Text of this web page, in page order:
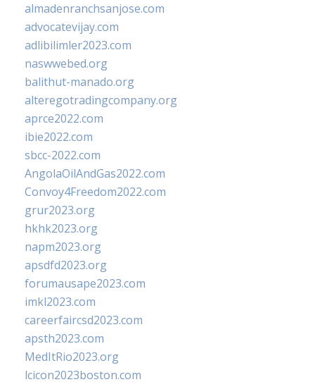
almadenranchsanjose.com
advocatevijay.com
adlibilimler2023.com
naswwebed.org
balithut-manado.org
alteregotradingcompany.org
aprce2022.com
ibie2022.com
sbcc-2022.com
AngolaOilAndGas2022.com
Convoy4Freedom2022.com
grur2023.org
hkhk2023.org
napm2023.org
apsdfd2023.org
forumausape2023.com
imkl2023.com
careerfaircsd2023.com
apsth2023.com
MedItRio2023.org
lcicon2023boston.com